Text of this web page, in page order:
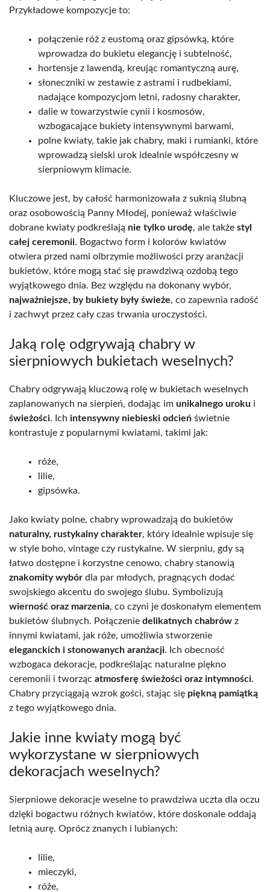
Przykładowe kompozycje to:
połączenie róż z eustomą oraz gipsówką, które
wprowadza do bukietu elegancję i subtelność,
hortensje z lawendą, kreując romantyczną aurę,
słoneczniki w zestawie z astrami i rudbekiami,
nadające kompozycjom letni, radosny charakter,
dalie w towarzystwie cynii i kosmosów,
wzbogacające bukiety intensywnymi barwami,
polne kwiaty, takie jak chabry, maki i rumianki, które
wprowadzą sielski urok idealnie współczesny w
sierpniowym klimacie.
Kluczowe jest, by całość harmonizowała z suknią ślubną
oraz osobowością Panny Młodej, ponieważ właściwie
dobrane kwiaty podkreślają nie tylko urodę, ale także styl
całej ceremonii. Bogactwo form i kolorów kwiatów
otwiera przed nami olbrzymie możliwości przy aranżacji
bukietów, które mogą stać się prawdziwą ozdobą tego
wyjątkowego dnia. Bez względu na dokonany wybór,
najważniejsze, by bukiety były świeże, co zapewnia radość
i zachwyt przez cały czas trwania uroczystości.
Jaką rolę odgrywają chabry w
sierpniowych bukietach weselnych?
Chabry odgrywają kluczową rolę w bukietach weselnych
zaplanowanych na sierpień, dodając im unikalnego uroku i
świeżości. Ich intensywny niebieski odcień świetnie
kontrastuje z popularnymi kwiatami, takimi jak:
róże,
lilie,
gipsówka.
Jako kwiaty polne, chabry wprowadzają do bukietów
naturalny, rustykalny charakter, który idealnie wpisuje się
w style boho, vintage czy rustykalne. W sierpniu, gdy są
łatwo dostępne i korzystne cenowo, chabry stanowią
znakomity wybór dla par młodych, pragnących dodać
swojskiego akcentu do swojego ślubu. Symbolizują
wierność oraz marzenia, co czyni je doskonałym elementem
bukietów ślubnych. Połączenie delikatnych chabrów z
innymi kwiatami, jak róże, umożliwia stworzenie
eleganckich i stonowanych aranżacji. Ich obecność
wzbogaca dekoracje, podkreślając naturalne piękno
ceremonii i tworząc atmosferę świeżości oraz intymności.
Chabry przyciągają wzrok gości, stając się piękną pamiątką
z tego wyjątkowego dnia.
Jakie inne kwiaty mogą być
wykorzystane w sierpniowych
dekoracjach weselnych?
Sierpniowe dekoracje weselne to prawdziwa uczta dla oczu
dzięki bogactwu różnych kwiatów, które doskonale oddają
letnią aurę. Oprócz znanych i lubianych:
lilie,
mieczyki,
róże,